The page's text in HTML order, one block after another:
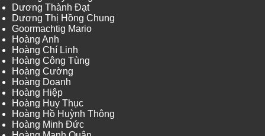
Dương Thành Đạt
Dương Thị Hồng Chung
Goormachtig Mario
Hoàng Anh
Hoàng Chí Linh
Hoàng Công Tùng
Hoàng Cường
Hoàng Doanh
Hoàng Hiệp
Hoàng Huy Thục
Hoàng Hồ Huỳnh Thông
Hoàng Minh Đức